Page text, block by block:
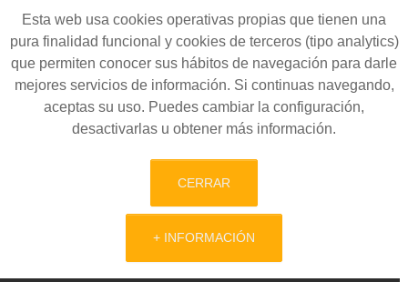
Esta web usa cookies operativas propias que tienen una
pura finalidad funcional y cookies de terceros (tipo analytics)
que permiten conocer sus hábitos de navegación para darle
mejores servicios de información. Si continuas navegando,
aceptas su uso. Puedes cambiar la configuración,
desactivarlas u obtener más información.
CERRAR
+ INFORMACIÓN